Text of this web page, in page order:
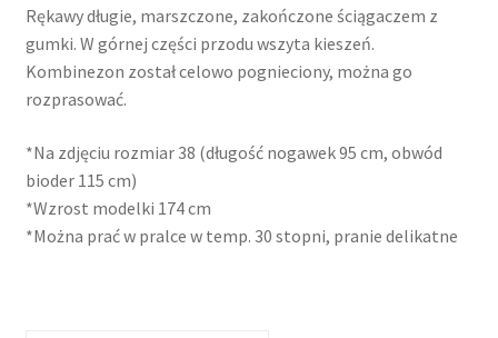
Rękawy długie, marszczone, zakończone ściągaczem z
gumki. W górnej części przodu wszyta kieszeń.
Kombinezon został celowo pognieciony, można go
rozprasować.
*Na zdjęciu rozmiar 38 (długość nogawek 95 cm, obwód
bioder 115 cm)
*Wzrost modelki 174 cm
*Można prać w pralce w temp. 30 stopni, pranie delikatne